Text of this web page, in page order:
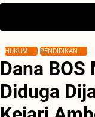
HUKUM PENDIDIKAN
Dana
Diduga